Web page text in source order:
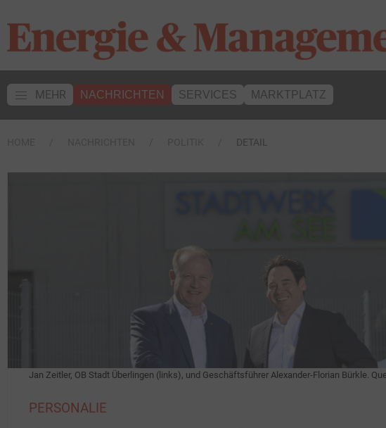
MEHR NACHRICHTEN SERVICES MARKTPLATZ
DETAIL
Jan Zeitler, OB Stadt Überlingen (links), und Geschäftsführer Alexander-Florian Bürkle.
PERSONALIE